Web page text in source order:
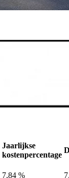
Jaarlijkse
kostenpercentage
7,84 %